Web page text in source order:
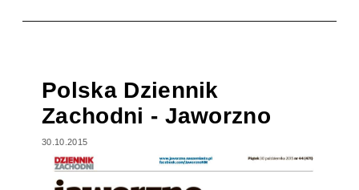
Polska Dziennik
Zachodni - Jaworzno
30.10.2015